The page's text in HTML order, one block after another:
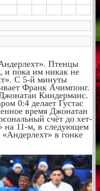
Птенцы
и пока им никак не
С 5-й минуты
Франк Ачимпонг.
Киндерманс.
0:4 делает Густас
время Джонатан
счёт до хет-
на 11-м, в следующем
в гонке